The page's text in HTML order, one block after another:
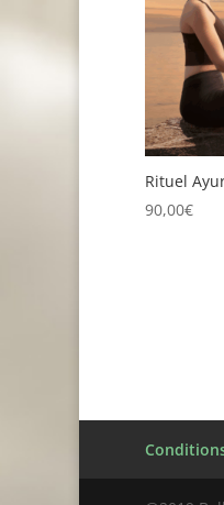
Rituel
90,00€